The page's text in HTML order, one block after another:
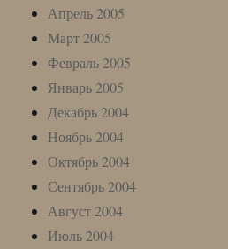
Апрель 2005
Март 2005
Февраль 2005
Январь 2005
Декабрь 2004
Ноябрь 2004
Октябрь 2004
Сентябрь 2004
Август 2004
Июль 2004